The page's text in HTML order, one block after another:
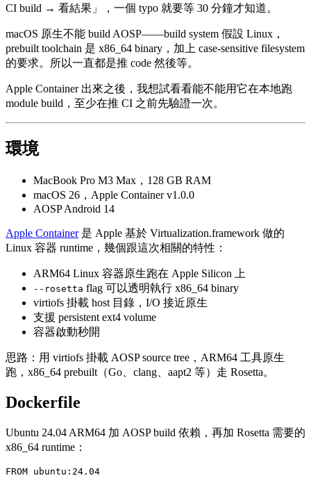
CI build → 看結果」，一個 typo 就要等 30 分鐘才知道。
macOS 原生不能 build AOSP——build system 假設 Linux，
prebuilt toolchain 是 x86_64 binary，加上 case-sensitive filesystem
的要求。所以一直都是推 code 然後等。
Apple Container 出來之後，我想試看看能不能用它在本地跑
module build，至少在推 CI 之前先驗證一次。
環境
MacBook Pro M3 Max，128 GB RAM
macOS 26，Apple Container v1.0.0
AOSP Android 14
Apple Container是 Apple 基於 Virtualization.framework 做的
Linux 容器 runtime，幾個跟這次相關的特性：
ARM64 Linux 容器原生跑在 Apple Silicon 上
--rosetta flag 可以透明執行 x86_64 binary
virtiofs 掛載 host 目錄，I/O 接近原生
支援 persistent ext4 volume
容器啟動秒開
思路：用 virtiofs 掛載 AOSP source tree，ARM64 工具原生
跑，x86_64 prebuilt（Go、clang、aapt2 等）走 Rosetta。
Dockerfile
Ubuntu 24.04 ARM64 加 AOSP build 依賴，再加 Rosetta 需要的
x86_64 runtime：
FROM ubuntu:24.04